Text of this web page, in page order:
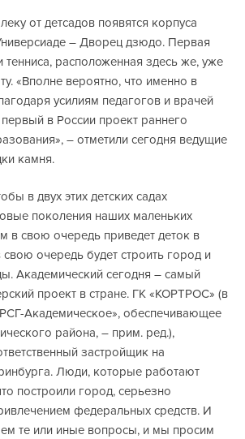
от детсадов появятся корпуса
– Дворец дзюдо. Первая
расположенная здесь же, уже
«Вполне вероятно, что именно в
усилиям педагогов и врачей
в России проект раннего
– отметили сегодня ведущие
камня.
в двух этих детских садах
поколения наших маленьких
в свою очередь приведет деток в
свою очередь будет строить город и
Академический сегодня – самый
проект в стране. ГК «КОРТРОС» (в
Академическое», обеспечивающее
района, – прим. ред.),
застройщик на
Люди, которые работают
построили город, серьезно
федеральных средств. И
те или иные вопросы, и мы просим